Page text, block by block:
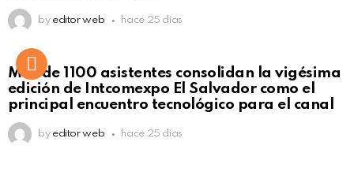
by editor web hace 25 días
Más de 1100 asistentes consolidan la vigésima
edición de Intcomexpo El Salvador como el
principal encuentro tecnológico para el canal
by editor web hace 25 días